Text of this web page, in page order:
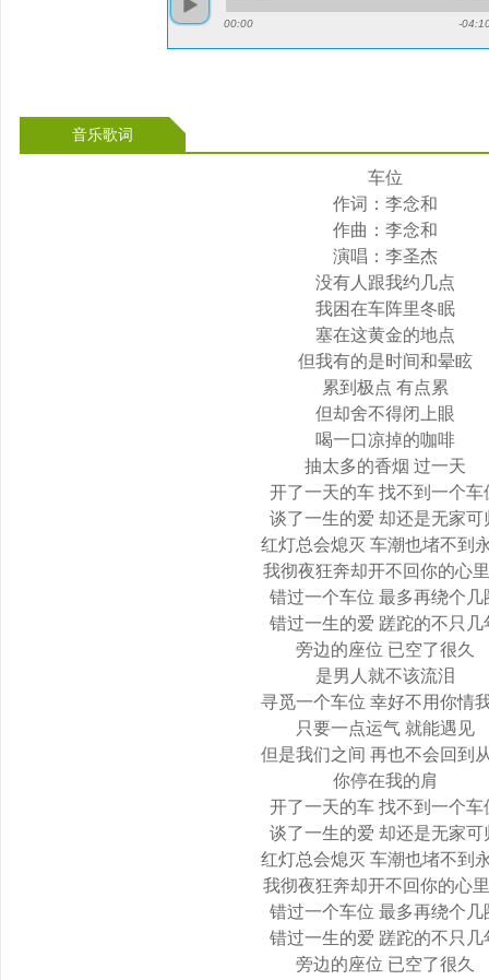
00:00 -
音乐歌词
车位
作词：李念和
作曲：李念和
演唱：李圣杰
没有人跟我约几点
我困在车阵里冬眠
塞在这黄金的地点
但我有的是时间和晕眩
累到极点 有点累
但却舍不得闭上眼
喝一口凉掉的咖啡
抽太多的香烟 过一天
开了一天的车 找不到一个车
谈了一生的爱 却还是无家可
红灯总会熄灭 车潮也堵不到
我彻夜狂奔却开不回你的心
错过一个车位 最多再绕个几
错过一生的爱 蹉跎的不只几
旁边的座位 已空了很久
是男人就不该流泪
寻觅一个车位 幸好不用你情
只要一点运气 就能遇见
但是我们之间 再也不会回到
你停在我的肩
开了一天的车 找不到一个车
谈了一生的爱 却还是无家可
红灯总会熄灭 车潮也堵不到
我彻夜狂奔却开不回你的心
错过一个车位 最多再绕个几
错过一生的爱 蹉跎的不只几
旁边的座位 已空了很久